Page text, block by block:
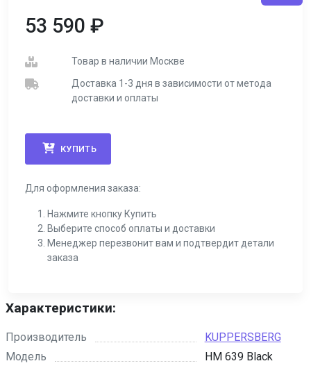
53 590 ₽
Товар в наличии Москве
Доставка 1-3 дня в зависимости от метода
доставки и оплаты
КУПИТЬ
Для оформления заказа:
Нажмите кнопку Купить
Выберите способ оплаты и доставки
Менеджер перезвонит вам и подтвердит детали
заказа
Характеристики:
Производитель
KUPPERSBERG
Модель
HM 639 Black